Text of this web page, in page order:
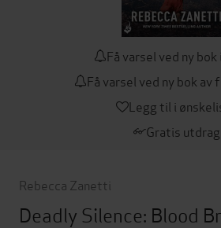
Få varsel ved ny
Få varsel ved ny bok
Legg til i
Gratis utdrag
Rebecca Zanetti
Deadly Silence: Blood